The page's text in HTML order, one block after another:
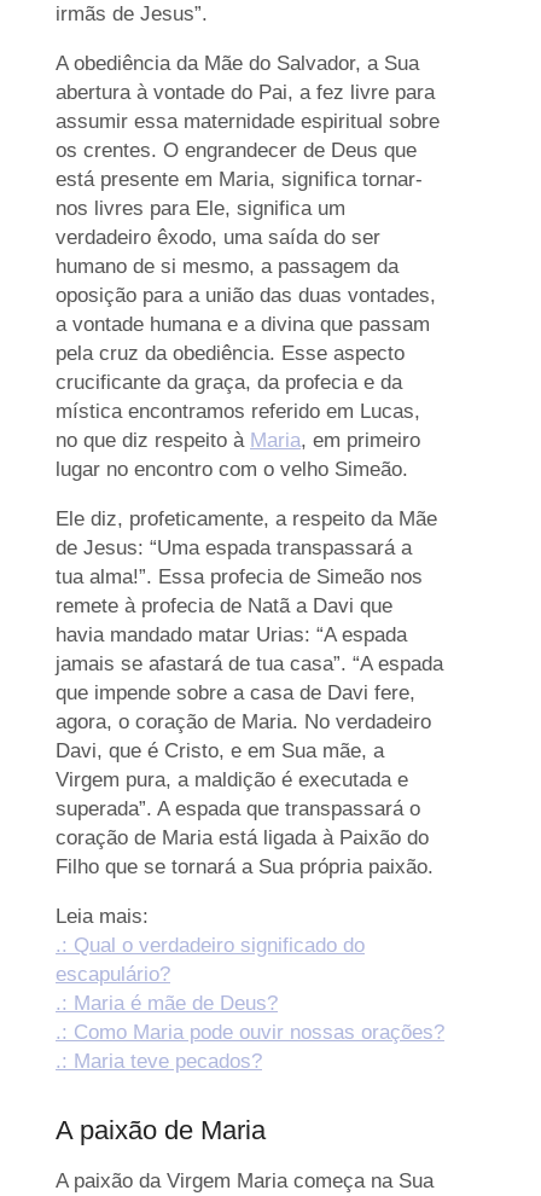
irmãs de Jesus”.
A obediência da Mãe do Salvador, a Sua
abertura à vontade do Pai, a fez livre para
assumir essa maternidade espiritual sobre
os crentes. O engrandecer de Deus que
está presente em Maria, significa tornar-
nos livres para Ele, significa um
verdadeiro êxodo, uma saída do ser
humano de si mesmo, a passagem da
oposição para a união das duas vontades,
a vontade humana e a divina que passam
pela cruz da obediência. Esse aspecto
crucificante da graça, da profecia e da
mística encontramos referido em Lucas,
no que diz respeito à Maria, em primeiro
lugar no encontro com o velho Simeão.
Ele diz, profeticamente, a respeito da Mãe
de Jesus: “Uma espada transpassará a
tua alma!”. Essa profecia de Simeão nos
remete à profecia de Natã a Davi que
havia mandado matar Urias: “A espada
jamais se afastará de tua casa”. “A espada
que impende sobre a casa de Davi fere,
agora, o coração de Maria. No verdadeiro
Davi, que é Cristo, e em Sua mãe, a
Virgem pura, a maldição é executada e
superada”. A espada que transpassará o
coração de Maria está ligada à Paixão do
Filho que se tornará a Sua própria paixão.
Leia mais:
.: Qual o verdadeiro significado do
escapulário?
.: Maria é mãe de Deus?
.: Como Maria pode ouvir nossas orações?
.: Maria teve pecados?
A paixão de Maria
A paixão da Virgem Maria começa na Sua